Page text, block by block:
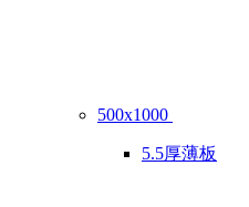
500x1000
5.5厚薄板